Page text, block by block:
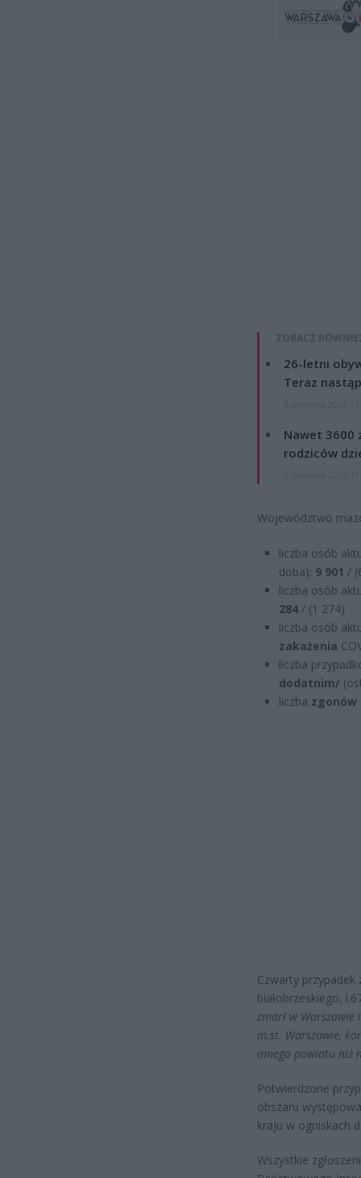
ZOBACZ
26-letni
Teraz
Nawet 3600
rodziców
Województwo
liczba osób
doba): 9 901 /
liczba osób
284 / (1 274)
liczba osób
zakażenia
liczba
dodatnim/
liczba zgonów
Czwarty
białobrzeskiego,
zmarł w Warszawie
m.st. Warszawie,
innego powiatu niż
Potwierdzone
obszaru
kraju w ogniskach
Wszystkie